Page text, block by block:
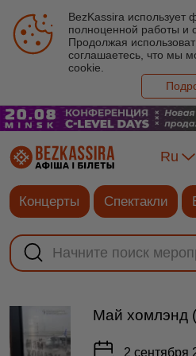
BezKassira использует
полноценной работы и
Продолжая
соглашаетесь, что мы
cookie.
Ru
Концерты Спектакли
Май хомлэнд
2 сентября